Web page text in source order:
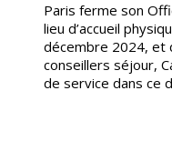
Paris ferme son
lieu d’accueil
décembre 2024, et
conseillers séjour,
de service dans ce